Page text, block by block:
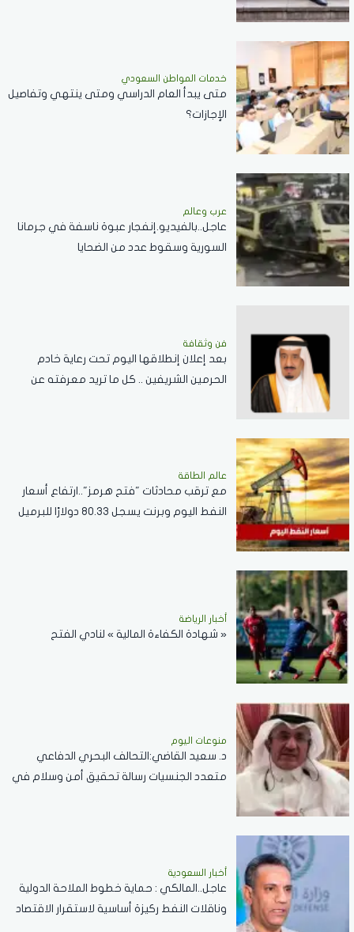
خدمات المواطن السعودي
‏متى يبدأ العام الدراسي ومتى ينتهي وتفاصيل
الإجازات؟
عرب وعالم
عاجل..بالفيديو.إنفجار عبوة ناسفة في جرمانا
السورية وسقوط عدد من الضحايا
فن وثقافة
بعد إعلان إنطلاقها اليوم تحت رعاية خادم
الحرمين الشريفين .. كل ما تريد معرفته عن
عالم الطاقة
مع ترقب محادثات "فتح هرمز"..ارتفاع أسعار
النفط اليوم وبرنت يسجل 80.33 دولارًا للبرميل
أخبار الرياضة
« شهادة الكفاءة المالية » لنادي الفتح
منوعات اليوم
د. سعيد القاضي:التحالف البحري الدفاعي
متعدد الجنسيات رسالة تحقيق أمن وسلام في
أخبار السعودية
عاجل..المالكي : حماية خطوط الملاحة الدولية
وناقلات النفط ركيزة أساسية لاستقرار الاقتصاد